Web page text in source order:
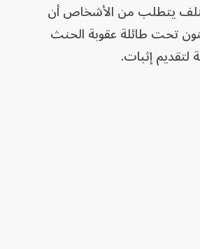
يتطلب من الأشخاص أن
تحت طائلة عقوبة الحنث
لتقديم إثبات.